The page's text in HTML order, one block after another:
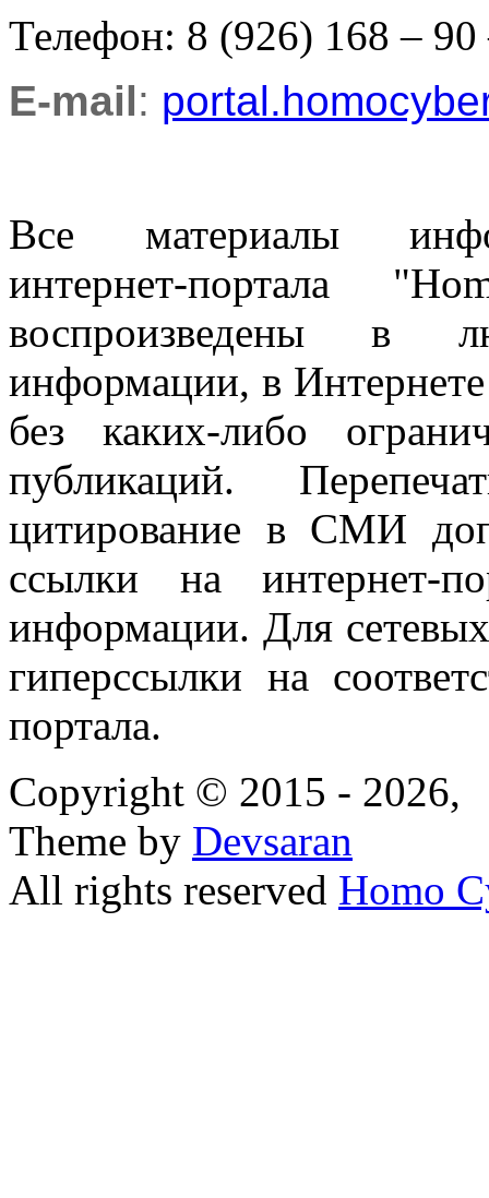
Телефон: 8 (926) 168 – 90
E-mail:
Все материалы
интернет-портала
воспроизведены в
информации, в
без каких-либо
публикаций.
цитирование в СМИ
ссылки на интернет-
информации. Для
гиперссылки на
портала.
Copyright © 2015 - 2026,
Theme by Devsaran
All rights reserved Homo